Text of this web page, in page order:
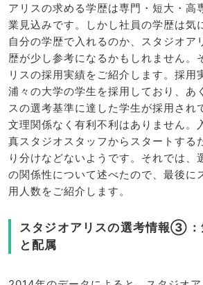
アリスの求める学歴は専門・短大・高
業見込みです。しかし社員の学歴は気
自分の学歴で入れるのか、スタジオア
歴が少し参考になるかもしれません。
リスの採用実績をご紹介します。採用
浦々の大学の学生を採用しており、あ
スの選考基準に達した学生が採用され
文理関係なく有利不利はありません。
真スタジオスタッフからスタートする
り分けなどないようです。それでは、
の関係性について述べたので、最後に
用人数をご紹介します。
スタジオアリスの選考情報③：
と配属